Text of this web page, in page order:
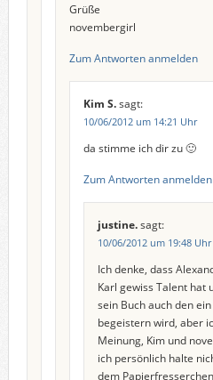
Grüße
novembergirl
Zum Antworten anmelden
Kim S.sagt:
10/06/2012 um 14:21 Uhr
da stimme ich dir zu 🙂
Zum Antworten anmelden
justine.sagt:
10/06/2012 um 19:48 Uhr
Ich denke, dass
Karl gewiss Talent hat
sein Buch auch den
begeistern wird, aber
Meinung, Kim und
ich persönlich halte
dem